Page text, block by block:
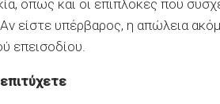
όπως και οι επιπλοκές που
είστε υπέρβαρος, η απώλεια
επεισοδίου.